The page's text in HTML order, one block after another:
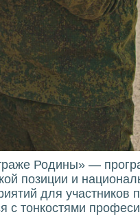
Родины» —
позиции и
для участников
с тонкостями